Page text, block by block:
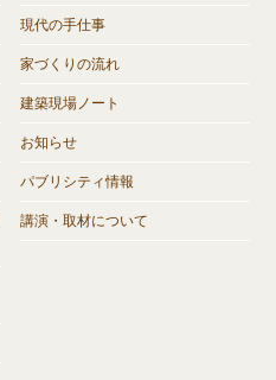
現代の手仕事
家づくりの流れ
建築現場ノート
お知らせ
パブリシティ情報
講演・取材について